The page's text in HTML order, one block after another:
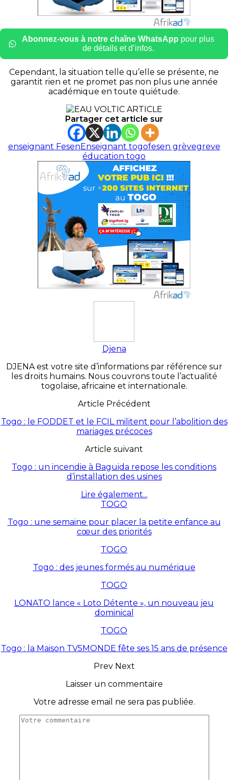
Abonnez-vous à notre chaîne WhatsApp pour plus
de détails et d’infos.
Cependant, la situation telle qu’elle se présente, ne
garantit rien et ne promet pas non plus une année
académique en toute quiétude.
Partager cet article sur
enseignant FesenEnseignant togofesen grèvegreve
éducation togo
Djena
DJENA est votre site d’informations par référence sur
les droits humains. Nous couvrons toute l’actualité
togolaise, africaine et internationale.
Article Précédent
Togo : le FODDET et le FCIL militent pour l’abolition des
mariages précoces
Article suivant
Togo : un incendie à Baguida repose les conditions
d’installation des usines
Lire également...
TOGO
Togo : une semaine pour placer la petite enfance au
cœur des priorités
TOGO
Togo : des jeunes formés au numérique
TOGO
LONATO lance « Loto Détente », un nouveau jeu
dominical
TOGO
Togo : la Maison TV5MONDE fête ses 15 ans de présence
Prev Next
Laisser un commentaire
Votre adresse email ne sera pas publiée.